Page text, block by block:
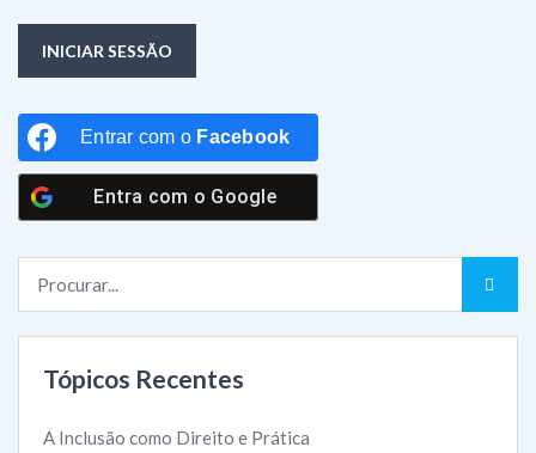
INICIAR SESSÃO
Entrar com o Facebook
Entra com o Google
Tópicos Recentes
A Inclusão como Direito e Prática